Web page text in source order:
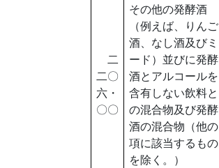
二
二〇
六・
〇〇
その他の発酵酒
（例えば、りんご
酒、なし酒及びミ
ード）並びに発酵
酒とアルコールを
含有しない飲料と
の混合物及び発酵
酒の混合物（他の
項に該当するもの
を除く。）